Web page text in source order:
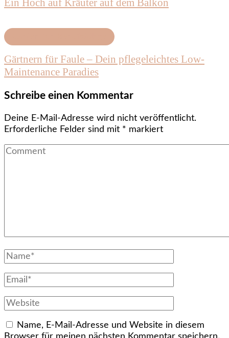
Gärtnern für Faule – Dein pflegeleichtes Low-
Maintenance Paradies
Schreibe einen Kommentar
Deine E-Mail-Adresse wird nicht veröffentlicht.
Erforderliche Felder sind mit * markiert
Comment
Full
Name
Email
Website
Name, E-Mail-Adresse und Website in diesem